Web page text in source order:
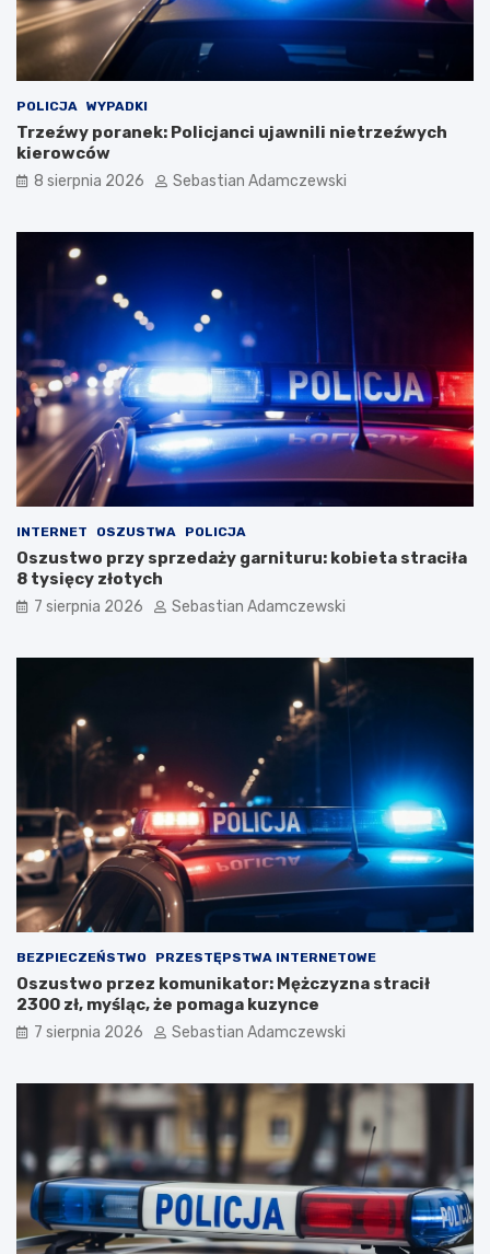
POLICJA WYPADKI
Trzeźwy poranek: Policjanci ujawnili nietrzeźwych
kierowców
8 sierpnia 2026 Sebastian Adamczewski
INTERNET OSZUSTWA POLICJA
Oszustwo przy sprzedaży garnituru: kobieta straciła
8 tysięcy złotych
7 sierpnia 2026 Sebastian Adamczewski
BEZPIECZEŃSTWO PRZESTĘPSTWA INTERNETOWE
Oszustwo przez komunikator: Mężczyzna stracił
2300 zł, myśląc, że pomaga kuzynce
7 sierpnia 2026 Sebastian Adamczewski